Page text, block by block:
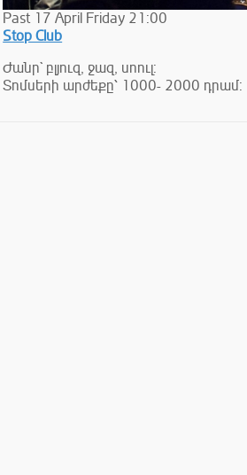
Past 17 April Friday 21:00
Stop Club
Ժանր` բլյուզ, ջազ, սոուլ:
Տոմսերի արժեքը՝ 1000- 2000 դրամ: